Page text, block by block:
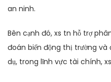
an ninh.
Bên cạnh đó, xs tn hỗ trợ
đoán biến động thị trường và
dụ, trong lĩnh vực tài chính,